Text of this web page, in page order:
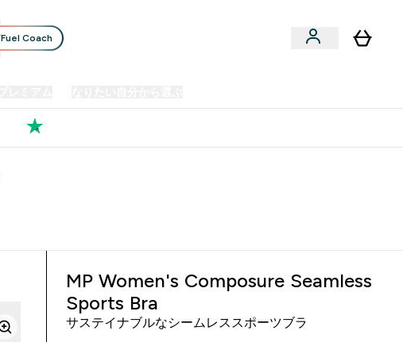
Fuel Coach
MP Women's Composure Seamless
Sports Bra
サステイナブルなシームレススポーツブラ